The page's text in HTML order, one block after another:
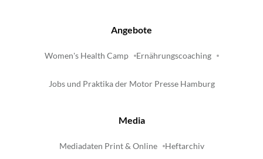
Angebote
Women's Health Camp Ernährungscoaching
Jobs und Praktika der Motor Presse Hamburg
Media
Mediadaten Print & Online Heftarchiv